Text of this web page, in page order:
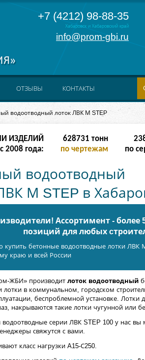
+7 (4212) 98-88-35
Хабаровск и Хабаровский край
info@prom-gbi.ru
водоотводный лоток ЛВК М STEP
ОТЗЫВЫ КОНТАКТЫ
ИЗДЕЛИЙ
с 2008 года:
628731 тонн
по чертежам
по
водоотводный
М STEP в
Ассортимент - более
позиций для любых
купить бетонные водоотводные лотки ЛВК
краю и всей России
ЖБИ» производит лоток водоотводный
лотки в коммунальном, городском
беспроблемной установке.
накрываются такие лотки чугунной или
водоотводные серии ЛВК STEP 100 у нас вы
свяжутся с вами.
класс нагрузки A15-С250.